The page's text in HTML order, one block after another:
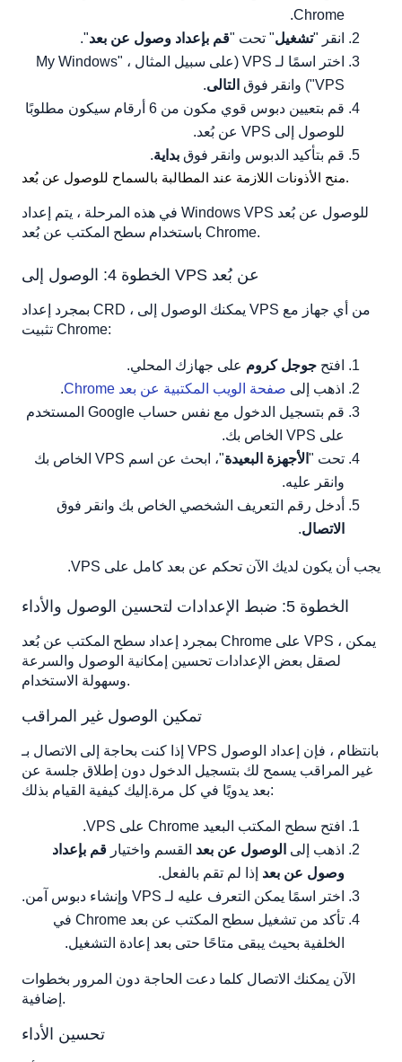
Chrome.
انقر "تشغيل" تحت "قم بإعداد وصول عن بعد".
اختر اسمًا لـ VPS (على سبيل المثال ، "My Windows
VPS") وانقر فوق
التالى.
قم بتعيين دبوس قوي مكون من 6 أرقام سيكون مطلوبًا
للوصول إلى VPS عن بُعد.
قم بتأكيد الدبوس وانقر فوق بداية.
منح الأذونات اللازمة عند المطالبة بالسماح للوصول عن بُعد.
في هذه المرحلة ، يتم إعداد Windows VPS للوصول عن بُعد
باستخدام سطح المكتب عن بُعد Chrome.
الخطوة 4: الوصول إلى VPS عن بُعد
بمجرد إعداد CRD ، يمكنك الوصول إلى VPS من أي جهاز مع
تثبيت Chrome:
افتح جوجل كروم على جهازك المحلي.
اذهب إلى صفحة الويب المكتبية عن بعد Chrome
.
قم بتسجيل الدخول مع نفس حساب Google المستخدم
على VPS الخاص بك.
تحت " الأجهزة البعيدة
"، ابحث عن اسم VPS الخاص بك
وانقر عليه.
أدخل رقم التعريف الشخصي الخاص بك وانقر فوق
الاتصال.
يجب أن يكون لديك الآن تحكم عن بعد كامل على VPS.
الخطوة 5: ضبط الإعدادات لتحسين الوصول والأداء
بمجرد إعداد سطح المكتب عن بُعد Chrome على VPS ، يمكن
لصقل بعض الإعدادات تحسين إمكانية الوصول والسرعة
وسهولة الاستخدام.
تمكين الوصول غير المراقب
إذا كنت بحاجة إلى الاتصال بـ VPS بانتظام ، فإن إعداد الوصول
غير المراقب يسمح لك بتسجيل الدخول دون إطلاق جلسة عن
بعد يدويًا في كل مرة.إليك كيفية القيام بذلك:
افتح سطح المكتب البعيد Chrome على VPS.
اذهب إلى الوصول عن بعد القسم واختيار قم بإعداد
وصول عن بعد إذا لم تقم بالفعل.
اختر اسمًا يمكن التعرف عليه لـ VPS وإنشاء دبوس آمن.
تأكد من تشغيل سطح المكتب عن بعد Chrome في
الخلفية بحيث يبقى متاحًا حتى بعد إعادة التشغيل.
الآن يمكنك الاتصال كلما دعت الحاجة دون المرور بخطوات
إضافية.
تحسين الأداء